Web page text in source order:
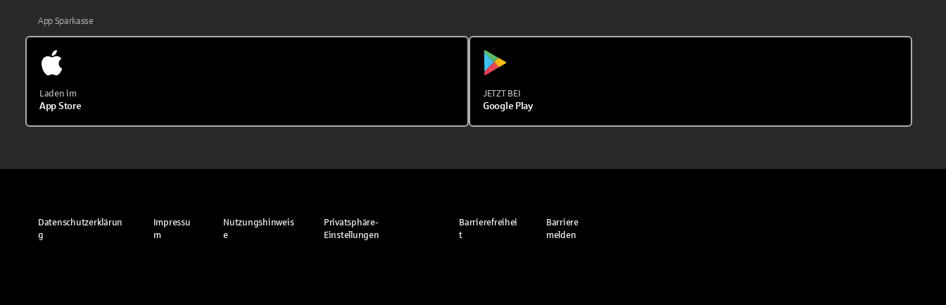
App Sparkasse
Laden im
App Store
JETZT BEI
Google Play
Datenschutzerklärun
g
Impressu
m
Nutzungshinweis
e
Privatsphäre-
Einstellungen
Barrierefreihei
t
Barriere
melden